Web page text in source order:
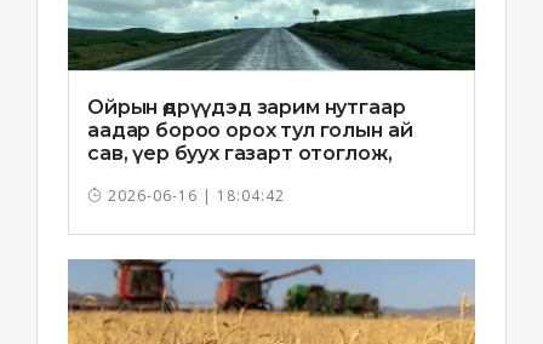
Ойрын өдрүүдэд зарим нутгаар
аадар бороо орох тул голын ай
сав, үер буух газарт отоглож,
2026-06-16 | 18:04:42